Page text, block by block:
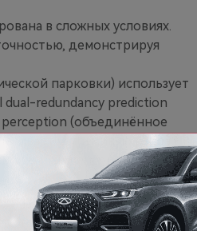
в сложных условиях.
демонстрируя
парковки) использует
redundancy prediction
(объединённое
устойчивую работу
сенсоров.
участников движения,
при возникновении